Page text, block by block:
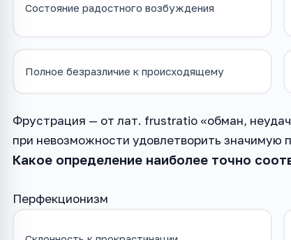
Состояние радостного возбуждения
Полное безразличие к происходящему
Фрустрация — от лат. frustratio «обман,
при невозможности удовлетворить значимую
Какое определение наиболее точно
Перфекционизм